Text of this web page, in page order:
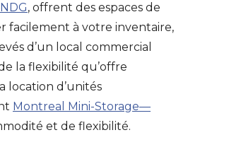
, offrent des espaces de
facilement à votre inventaire,
d’un local commercial
la flexibilité qu’offre
location d’unités
Montreal Mini-Storage—
et de flexibilité.